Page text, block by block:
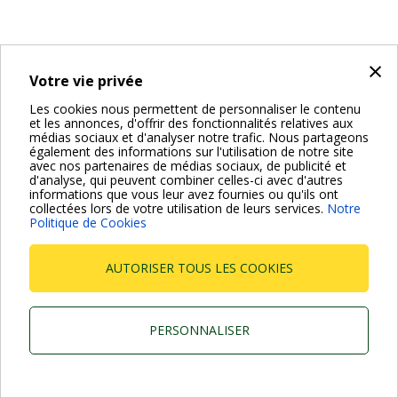
×
Votre vie privée
Les cookies nous permettent de personnaliser le contenu
et les annonces, d'offrir des fonctionnalités relatives aux
médias sociaux et d'analyser notre trafic. Nous partageons
également des informations sur l'utilisation de notre site
avec nos partenaires de médias sociaux, de publicité et
d'analyse, qui peuvent combiner celles-ci avec d'autres
informations que vous leur avez fournies ou qu'ils ont
collectées lors de votre utilisation de leurs services. Notre
Politique de Cookies
AUTORISER TOUS LES COOKIES
PERSONNALISER